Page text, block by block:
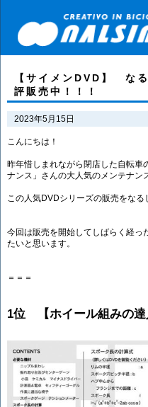
【サイメンDVD】 な
評販売中！！！
2023年5月15日
こんにちは！
昨年惜しまれながら閉店した自転車
ナンス」さんの大人気のメンテナン
この人気DVDシリーズの販売をなる
今回は販売を開始してしばらく経っ
たいと思います。
＝＝＝
1位 【ホイール組みの達